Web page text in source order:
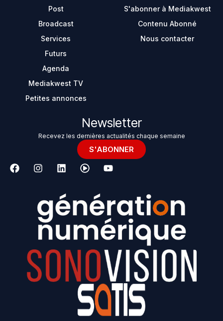
Post
Broadcast
Services
Futurs
Agenda
Mediakwest TV
Petites annonces
S'abonner à Mediakwest
Contenu Abonné
Nous contacter
Newsletter
Recevez les dernières actualités chaque semaine
S'ABONNER